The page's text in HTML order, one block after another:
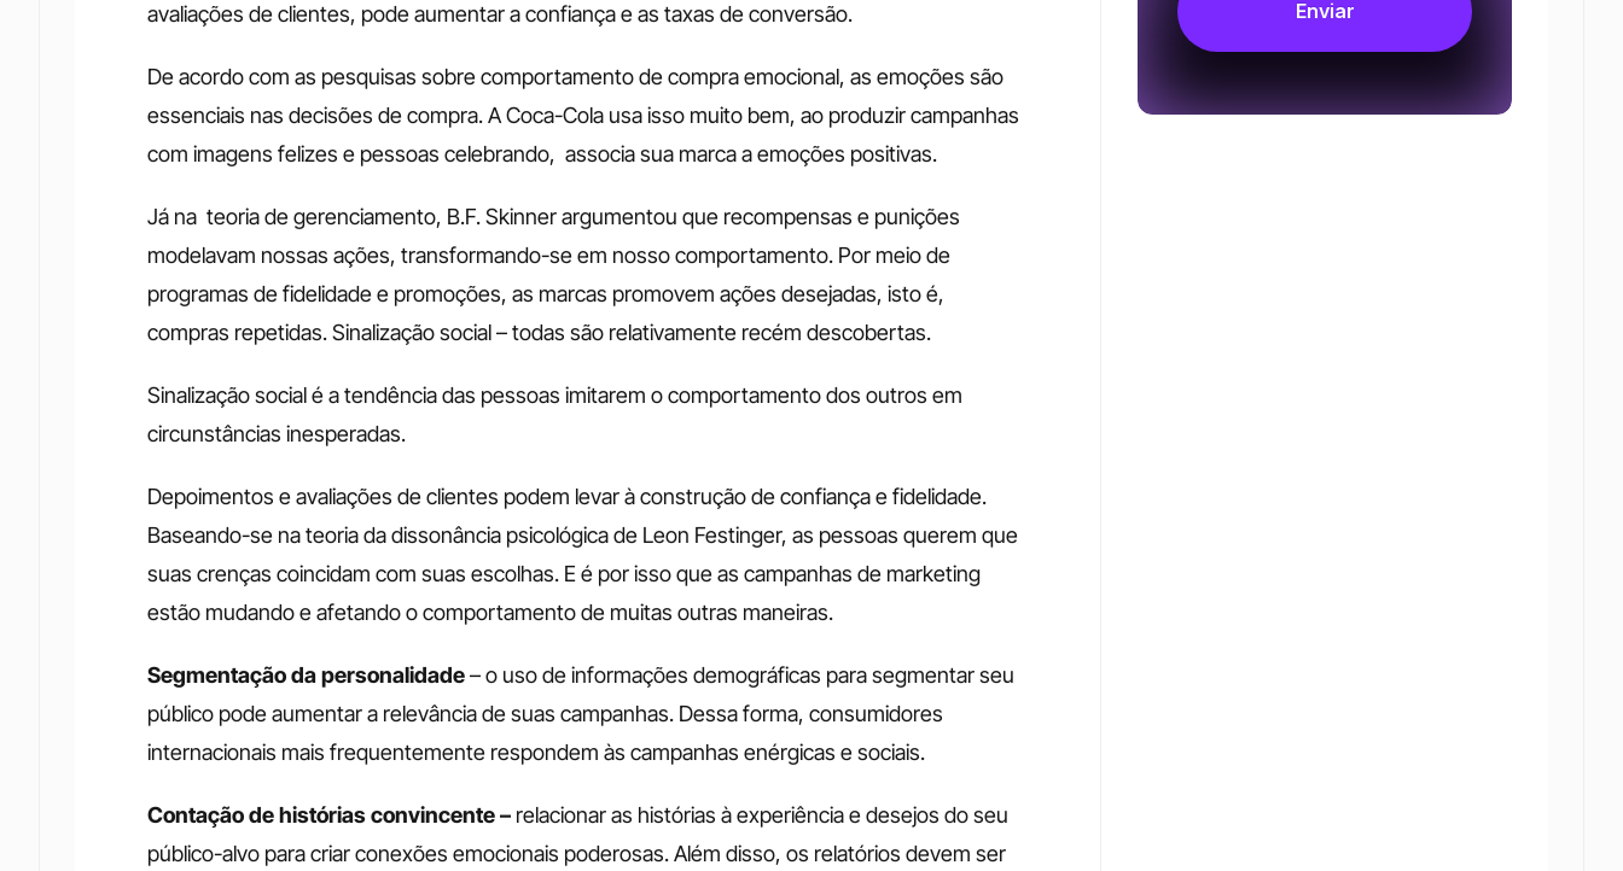
avaliações de clientes, pode aumentar a confiança e as taxas de conversão.
De acordo com as pesquisas sobre comportamento de compra emocional, as emoções são
essenciais nas decisões de compra. A Coca-Cola usa isso muito bem, ao produzir campanhas
com imagens felizes e pessoas celebrando,  associa sua marca a emoções positivas.
Já na  teoria de gerenciamento, B.F. Skinner argumentou que recompensas e punições
modelavam nossas ações, transformando-se em nosso comportamento. Por meio de
programas de fidelidade e promoções, as marcas promovem ações desejadas, isto é,
compras repetidas. Sinalização social – todas são relativamente recém descobertas.
Sinalização social é a tendência das pessoas imitarem o comportamento dos outros em
circunstâncias inesperadas.
Depoimentos e avaliações de clientes podem levar à construção de confiança e fidelidade.
Baseando-se na teoria da dissonância psicológica de Leon Festinger, as pessoas querem que
suas crenças coincidam com suas escolhas. E é por isso que as campanhas de marketing
estão mudando e afetando o comportamento de muitas outras maneiras.
Segmentação da personalidade – o uso de informações demográficas para segmentar seu
público pode aumentar a relevância de suas campanhas. Dessa forma, consumidores
internacionais mais frequentemente respondem às campanhas enérgicas e sociais.
Contação de histórias convincente – relacionar as histórias à experiência e desejos do seu
público-alvo para criar conexões emocionais poderosas. Além disso, os relatórios devem ser